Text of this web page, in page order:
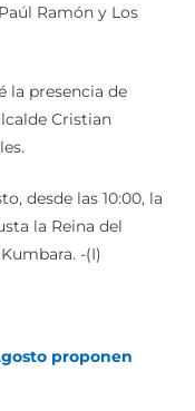
Ramón y Los
la presencia de
Cristian
desde las 10:00, la
la Reina del
-(I)
proponen